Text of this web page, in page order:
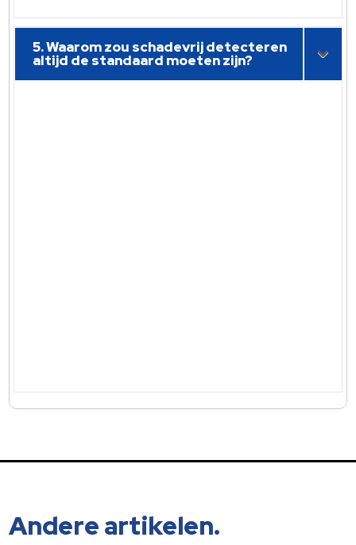
5. Waarom zou schadevrij detecteren
altijd de standaard moeten zijn?
Andere artikelen.